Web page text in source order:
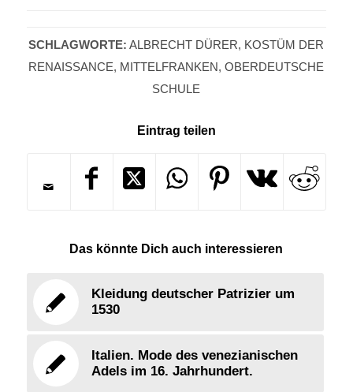
SCHLAGWORTE: ALBRECHT DÜRER, KOSTÜM DER
RENAISSANCE, MITTELFRANKEN,OBERDEUTSCHE
SCHULE
Eintrag teilen
Das könnte Dich auch interessieren
Kleidung deutscher Patrizier um
1530
Italien. Mode des venezianischen
Adels im 16. Jahrhundert.